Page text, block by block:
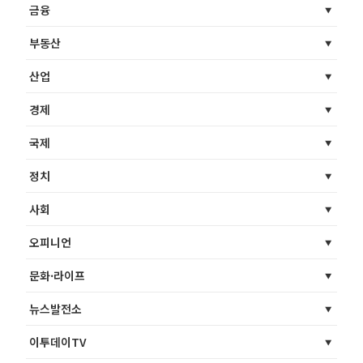
금융
부동산
산업
경제
국제
정치
사회
오피니언
문화·라이프
뉴스발전소
이투데이TV